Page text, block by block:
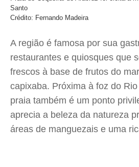
Santo
Crédito: Fernando Madeira
A região é famosa por sua
restaurantes e quiosques que
frescos à base de frutos do
capixaba. Próxima à foz do
praia também é um ponto
aprecia a beleza da natureza
áreas de manguezais e uma